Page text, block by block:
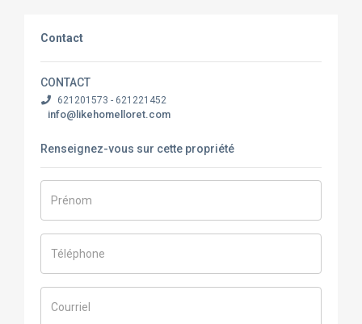
Contact
CONTACT
621201573 - 621221452
info@likehomelloret.com
Renseignez-vous sur cette propriété